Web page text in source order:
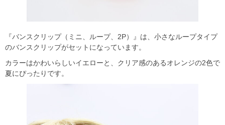
『バンスクリップ（ミニ、ループ、2P）』は、小さなループタイプ
のバンスクリップがセットになっています。
カラーはかわいらしいイエローと、クリア感のあるオレンジの2色で
夏にぴったりです。